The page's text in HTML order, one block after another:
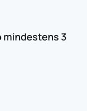
mindestens 3